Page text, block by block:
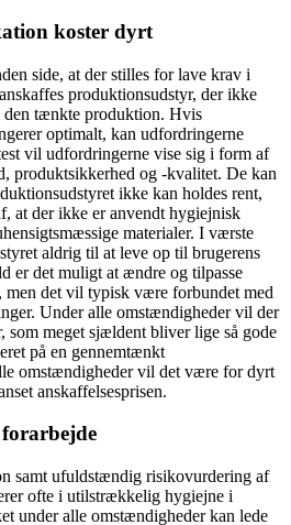
koster dyrt
side, at der stilles for lave krav i
produktionsudstyr, der ikke
den tænkte produktion. Hvis
optimalt, kan udfordringerne
vil udfordringerne vise sig i form af
produktsikkerhed og -kvalitet. De kan
ikke kan holdes rent,
at der ikke er anvendt hygiejnisk
materialer. I værste
aldrig til at leve op til brugerens
er det muligt at ændre og tilpasse
men det vil typisk være forbundet med
Under alle omstændigheder vil der
som meget sjældent bliver lige så gode
på en gennemtænkt
omstændigheder vil det være for dyrt
anskaffelsesprisen.
samt ufuldstændig risikovurdering af
ofte i utilstrækkelig hygiejne i
under alle omstændigheder kan lede